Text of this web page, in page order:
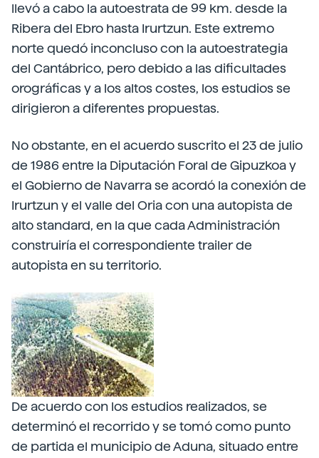
llevó a cabo la autoestrata de 99 km. desde la
Ribera del Ebro hasta Irurtzun. Este extremo
norte quedó inconcluso con la autoestrategia
del Cantábrico, pero debido a las dificultades
orográficas y a los altos costes, los estudios se
dirigieron a diferentes propuestas.
No obstante, en el acuerdo suscrito el 23 de julio
de 1986 entre la Diputación Foral de Gipuzkoa y
el Gobierno de Navarra se acordó la conexión de
Irurtzun y el valle del Oria con una autopista de
alto standard, en la que cada Administración
construiría el correspondiente trailer de
autopista en su territorio.
De acuerdo con los estudios realizados, se
determinó el recorrido y se tomó como punto
de partida el municipio de Aduna, situado entre